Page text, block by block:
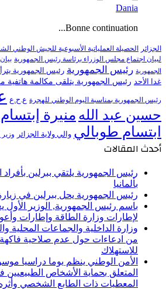
Dania
Bonne continuation...
الجزائر الحصيلة العملياتية الأسبوعية للجيش الوطني
لبيان اجتماع مجلس الوزراء برئاسة رئيس الجمهورية
الجمهورية رئيس الجمهورية رئيس الجمهورية
غدا الأحد رئيس الجمهورية يتلقى مكالمة
رئيس الجمهورية بمناسبة اليوم الوطني للهجرة ع.ح.ع
حسين عبد الله منيرة
ابتسام طوبالي والي ولاية الجزائر وزير
أحدث المقالات
رئيس الجمهورية يلتقي ببرلين بأفراد
بألمانيا
رئيس الجمهورية يحل ببرلين في
باسم رئيس الجمهورية, الوزير الأول
لإطارات وزارة الطاقة وإطارات
وزارة الداخلية والجماعات المحلية
من ادعاءات حول عدم صلاحية فاكهة
للاستهلاك
الأمن الوطني ينظم يوما دراسيا
المتعلق بحماية الأشخاص
المعطيات ذات الطابع الشخصي